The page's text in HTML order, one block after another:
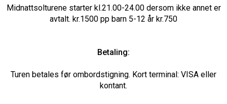
Midnattsolturene starter kl.21.00-24.00 dersom ikke annet er
avtalt. kr.1500 pp barn 5-12 år kr.750
Betaling:
Turen betales før ombordstigning. Kort terminal: VISA eller
kontant.